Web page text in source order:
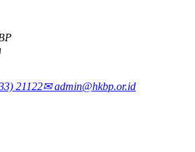
21122✉ admin@hkbp.or.id